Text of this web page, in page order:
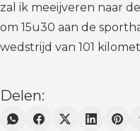
zal ik meeijveren naar
om 15u30 aan de
wedstrijd van 101
Delen: